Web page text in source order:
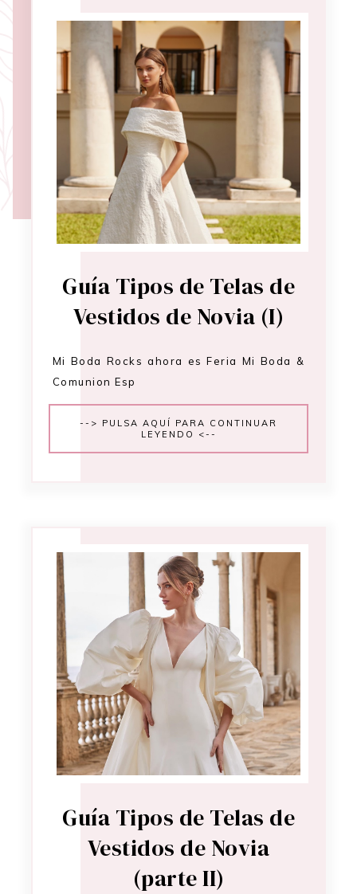
Guía Tipos de Telas de
Vestidos de Novia (I)
Mi Boda Rocks ahora es Feria Mi Boda &
Comunion Esp
--> PULSA AQUÍ PARA CONTINUAR
LEYENDO <--
Guía Tipos de Telas de
Vestidos de Novia
(parte II)